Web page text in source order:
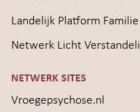
Landelijk Platform
Netwerk Licht
NETWERK SITES
Vroegepsychose.nl